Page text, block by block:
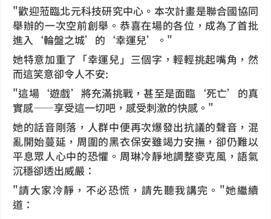
"歡迎蒞臨北元科技研究中心。本次計畫是聯合國協同
舉辦的一次空前創舉。恭喜在場的各位，成為了首批
進入‘輪盤之城’的‘幸運兒’。"
她特意加重了「幸運兒」三個字，輕輕挑起嘴角，然
而這笑意卻令人不安:
"這場‘遊戲’將充滿挑戰，甚至是面臨‘死亡’的真
實感——享受這一切吧，感受刺激的快感。"
她的話音剛落，人群中便再次爆發出抗議的聲音，混
亂開始蔓延，周圍的黑衣保安雖竭力安撫，卻仍難以
平息眾人心中的恐懼。周琳冷靜地調整麥克風，語氣
沉穩卻透出威嚴：
"請大家冷靜，不必恐慌，請先聽我講完。"她繼續
道：